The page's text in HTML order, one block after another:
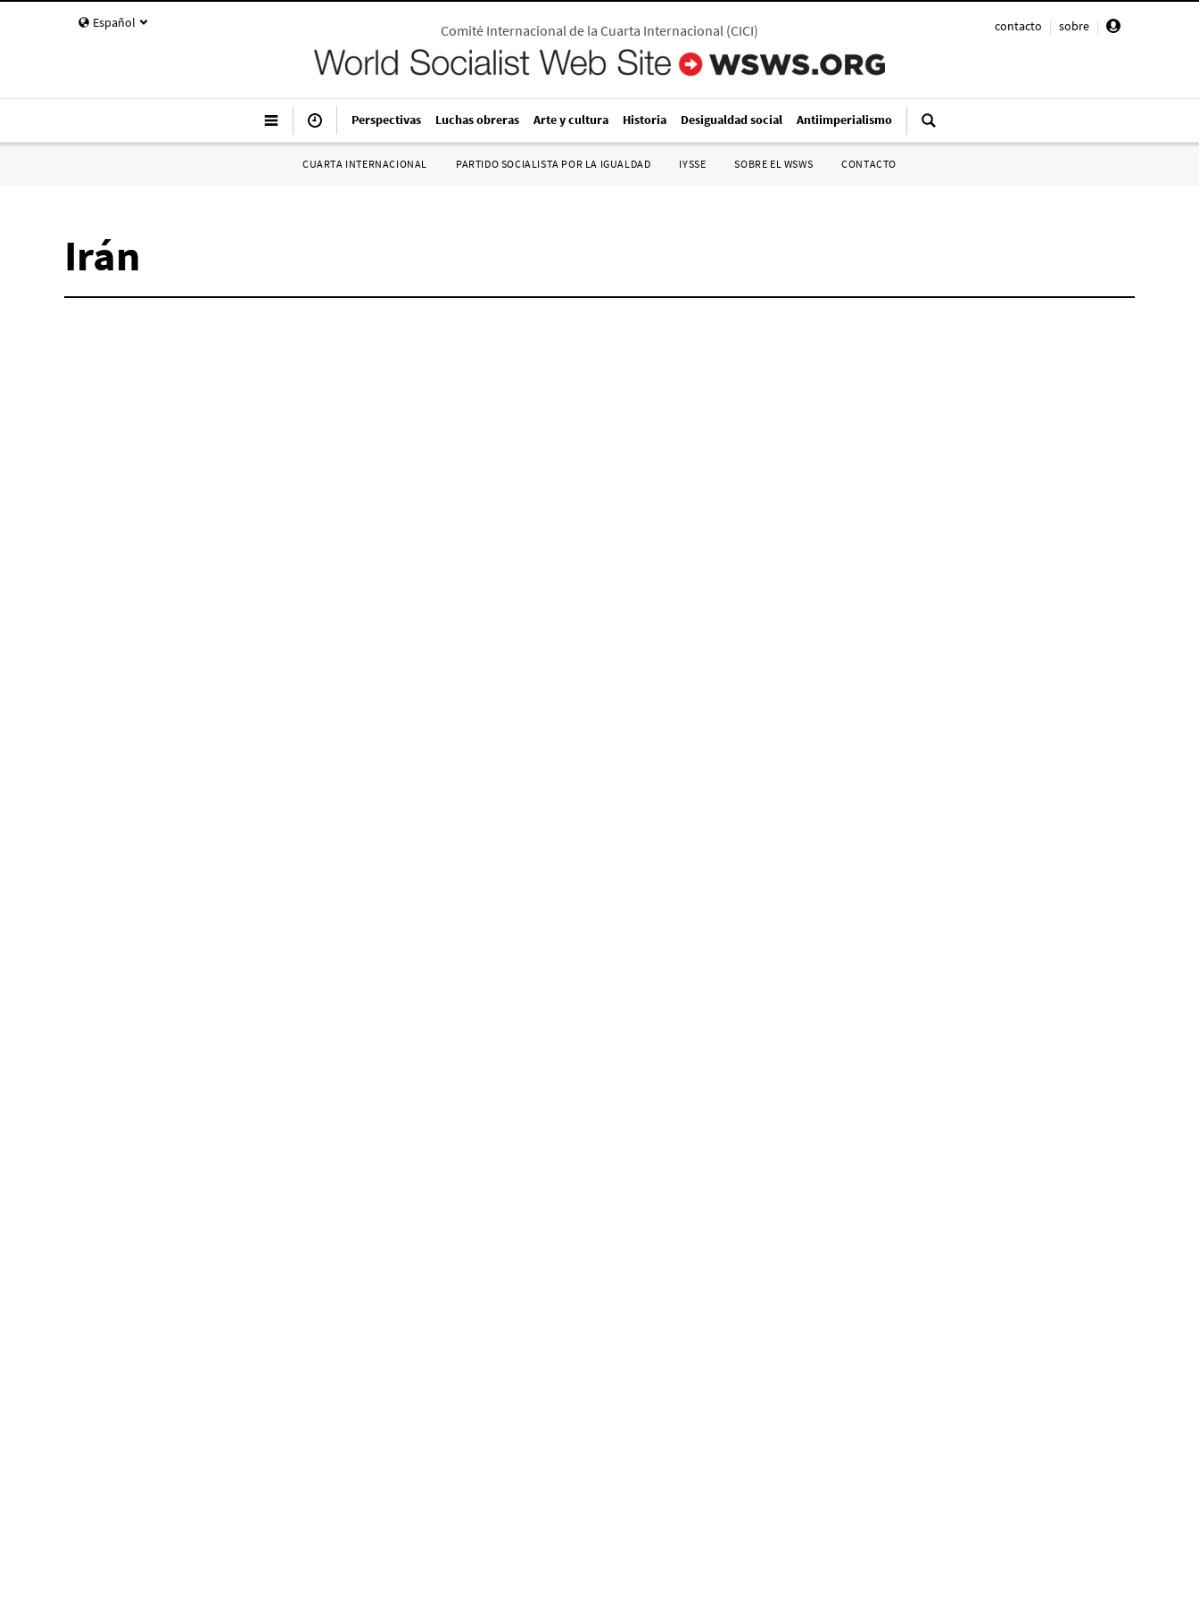
Español contacto | sobre |
Comité Internacional de la Cuarta Internacional (CICI)
Perspectivas Luchas obreras Arte y cultura Historia Desigualdad social Antiimperialismo
CUARTA INTERNACIONAL PARTIDO SOCIALISTA POR LA IGUALDAD IYSSE SOBRE EL WSWS CONTACTO
Irán